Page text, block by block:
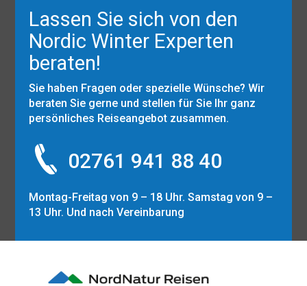
Lassen Sie sich von den
Nordic Winter Experten
beraten!
Sie haben Fragen oder spezielle Wünsche? Wir
beraten Sie gerne und stellen für Sie Ihr ganz
persönliches Reiseangebot zusammen.
02761 941 88 40
Montag-Freitag von 9 – 18 Uhr. Samstag von 9 –
13 Uhr. Und nach Vereinbarung